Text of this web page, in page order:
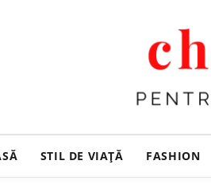
STIL DE VIAȚĂ FASHION